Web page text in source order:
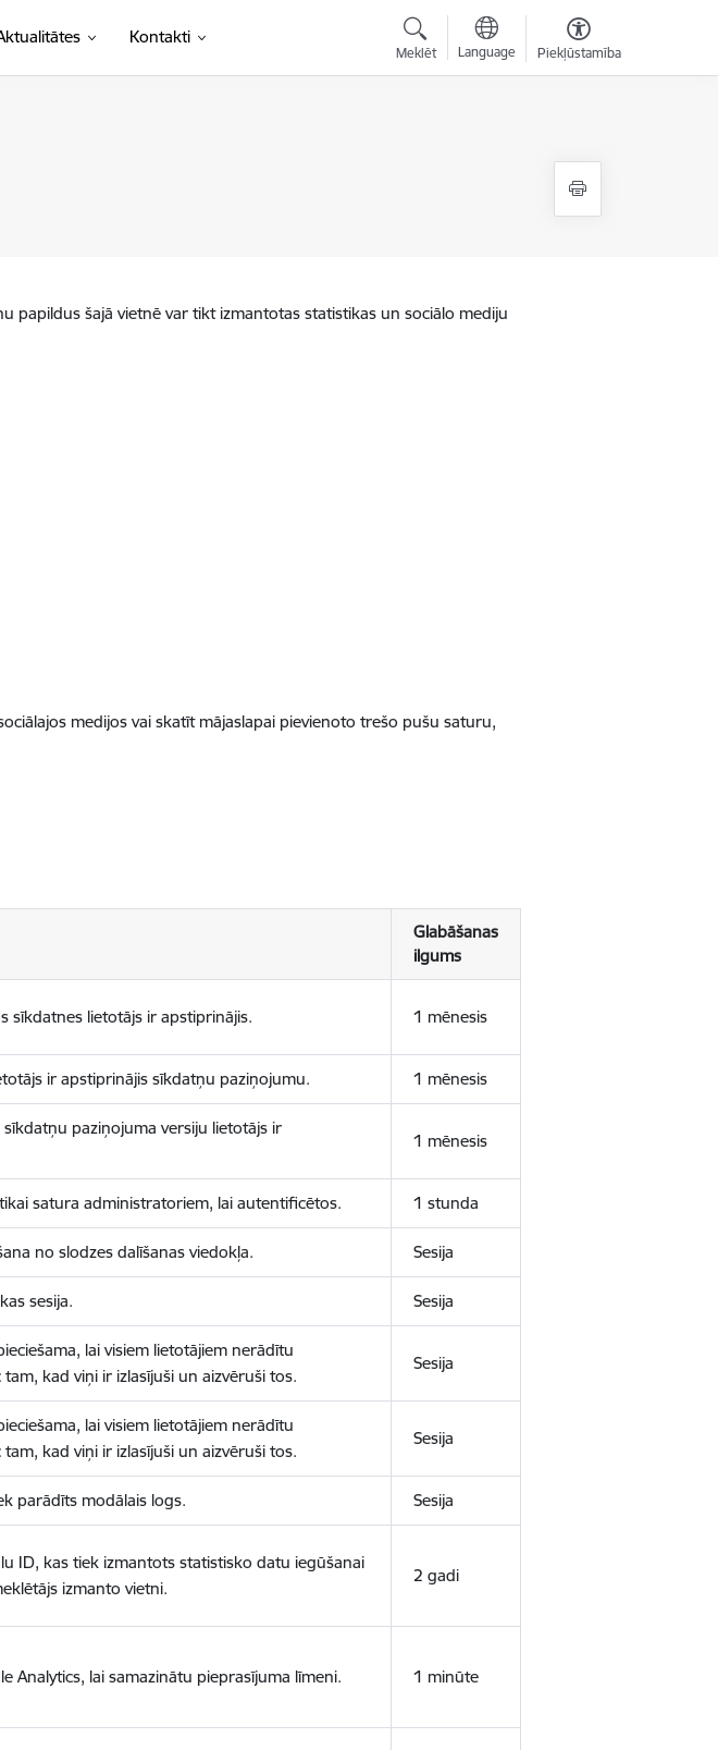
Kontakti
Meklēt Language Piekļūstamība
papildus šajā vietnē var tikt izmantotas statistikas un sociālo mediju
medijos vai skatīt mājaslapai pievienoto trešo pušu saturu,
Glabāšanas
ilgums
sīkdatnes lietotājs ir apstiprinājis. 1 mēnesis
ir apstiprinājis sīkdatņu paziņojumu. 1 mēnesis
paziņojuma versiju lietotājs ir
1 mēnesis
satura administratoriem, lai autentificētos. 1 stunda
no slodzes dalīšanas viedokļa. Sesija
sesija. Sesija
lai visiem lietotājiem nerādītu
kad viņi ir izlasījuši un aizvēruši tos.
Sesija
lai visiem lietotājiem nerādītu
kad viņi ir izlasījuši un aizvēruši tos.
Sesija
parādīts modālais logs. Sesija
ID, kas tiek izmantots statistisko datu iegūšanai
izmanto vietni.
2 gadi
Analytics, lai samazinātu pieprasījuma līmeni. 1 minūte